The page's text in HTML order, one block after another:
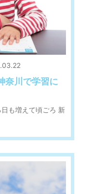
奈川で学習に
も増えて頃ごろ 新